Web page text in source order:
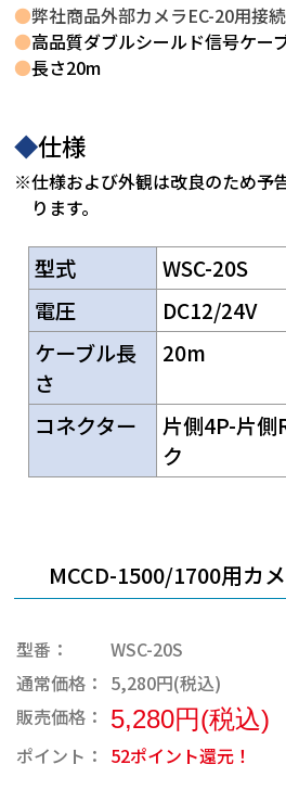
●弊社商品外部カメラEC-20用接
●高品質ダブルシールド信号ケー
●長さ20m
◆仕様
※仕様および外観は改良のため予
ります。
型式
WSC-20S
電圧
DC12/24V
ケーブル長
さ
20m
コネクター
片側4P-片側
ク
MCCD-1500/1700用カ
型番：
WSC-20S
通常価格： 5,280円(税込)
販売価格： 5,280円(税込)
ポイント： 52ポイント還元！